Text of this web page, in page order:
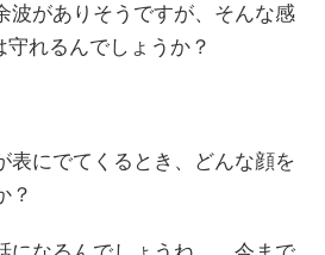
波がありそうですが、そんな感
れるんでしょうか？
表にでてくるとき、どんな顔を
？